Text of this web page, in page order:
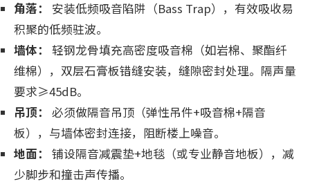
角落：
安装低频吸音陷阱（Bass Trap），有效吸收易
积聚的低频驻波。
墙体：
轻钢龙骨填充高密度吸音棉（如岩棉、聚酯纤
维棉），双层石膏板错缝安装，缝隙密封处理。隔声量
要求≥45dB。
吊顶：
必须做隔音吊顶（弹性吊件+吸音棉+隔音
板），与墙体密封连接，阻断楼上噪音。
地面：
铺设隔音减震垫+地毯（或专业静音地板），减
少脚步和撞击声传播。